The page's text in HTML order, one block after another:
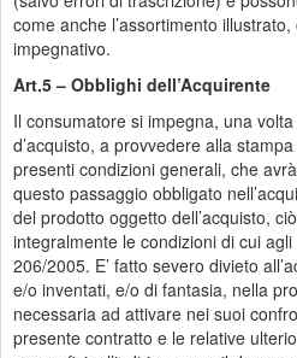
come anche l’assortimento
impegnativo.
Art.5 – Obblighi dell’Acquirente
Il consumatore si impegna, una
d’acquisto, a provvedere alla
presenti condizioni generali, che
questo passaggio obbligato
del prodotto oggetto dell’acquisto,
integralmente le condizioni di cui
206/2005. E’ fatto severo divieto
e/o inventati, e/o di fantasia, nella
necessaria ad attivare nei suoi
presente contratto e le relative